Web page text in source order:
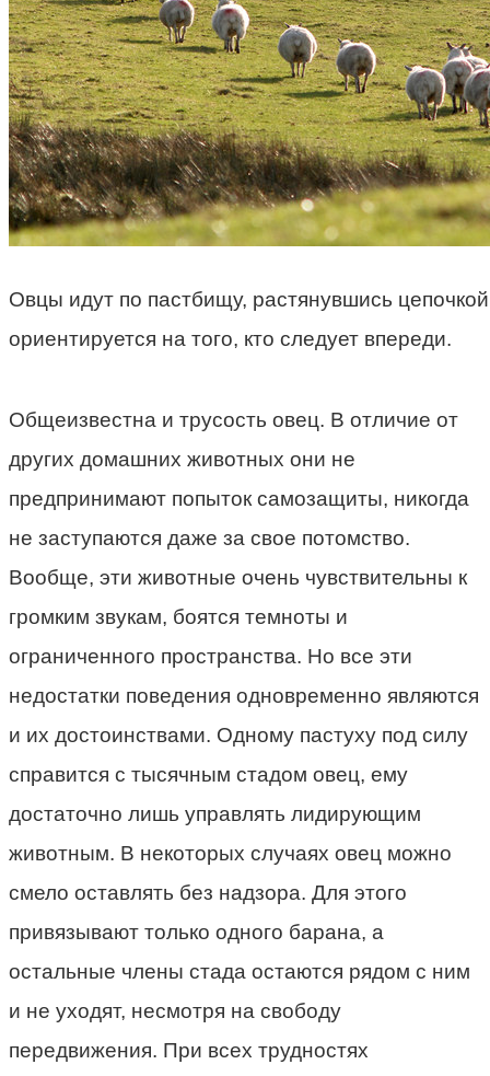
Овцы идут по пастбищу, растянувшись
ориентируется на того, кто следует впереди.
Общеизвестна и трусость овец. В отличие от
других домашних животных они не
предпринимают попыток самозащиты, никогда
не заступаются даже за свое потомство.
Вообще, эти животные очень чувствительны к
громким звукам, боятся темноты и
ограниченного пространства. Но все эти
недостатки поведения одновременно являются
и их достоинствами. Одному пастуху под силу
справится с тысячным стадом овец, ему
достаточно лишь управлять лидирующим
животным. В некоторых случаях овец можно
смело оставлять без надзора. Для этого
привязывают только одного барана, а
остальные члены стада остаются рядом с ним
и не уходят, несмотря на свободу
передвижения. При всех трудностях